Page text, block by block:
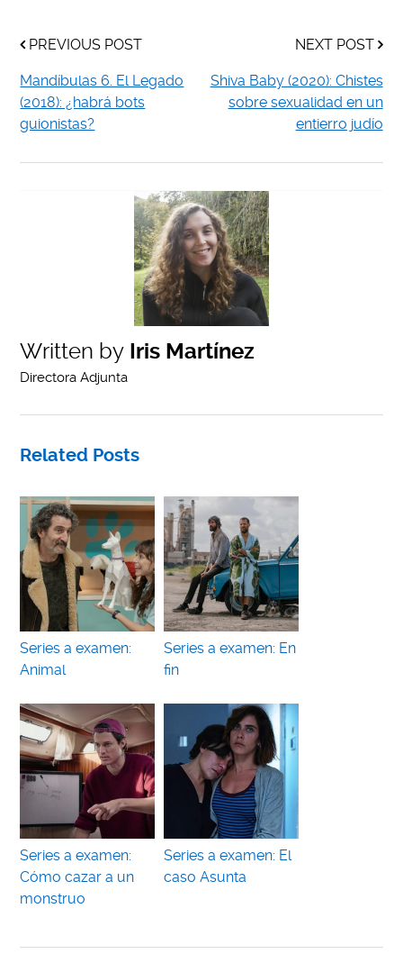
PREVIOUS POST
Mandíbulas 6. El Legado
(2018): ¿habrá bots
guionistas?
NEXT POST
Shiva Baby (2020): Chistes
sobre sexualidad en un
entierro judío
Written by Iris Martínez
Directora Adjunta
Related Posts
Series a examen:
Animal
Series a examen: En
fin
Series a examen:
Cómo cazar a un
monstruo
Series a examen: El
caso Asunta